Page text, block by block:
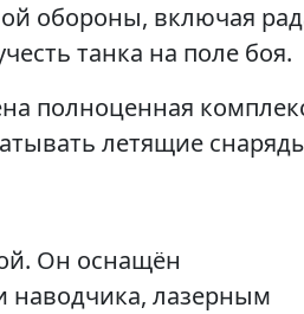
обороны, включая
танка на поле боя.
полноценная
летящие
Он оснащён
наводчика, лазерным